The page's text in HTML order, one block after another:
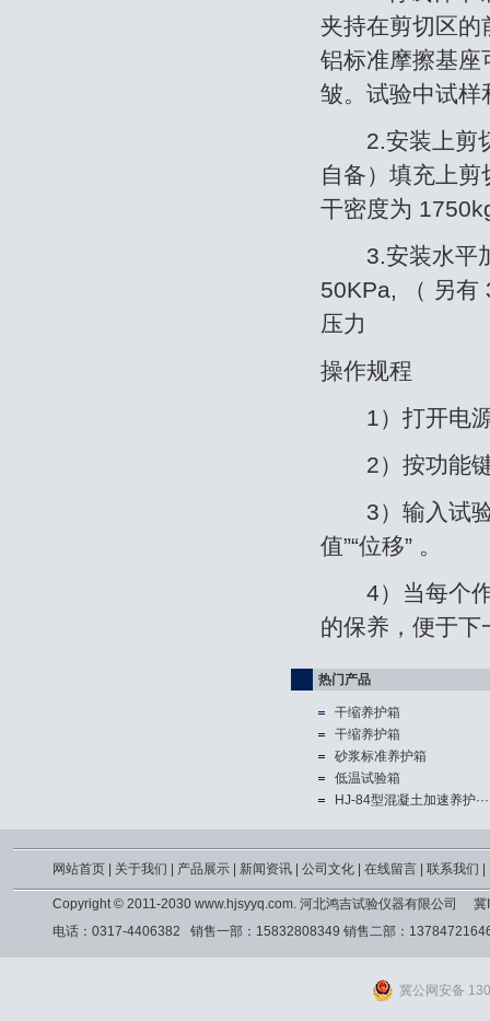
夹持在剪切区的
铝标准摩擦基座
皱。试验中试样
2.安装上剪切
自备）填充上
干密度为
3.安装水平加
50KPa, （ 另有
压力
操作规程
1）打开电
2）按功能键
3）输入试验
值”“位移” 。
4）当每个作
的保养，便于下
热门产品
干缩养护箱
干缩养护箱
砂浆标准养护箱
低温试验箱
HJ-84型混凝土加速养护···
网站首页| 关于我们 产品展示| 新闻资讯| 公司文化| 在线留言| 联系我们
Copyright © 2011-2030 www.hjsyyq.com. 河北鸿吉试验仪器有限公司
冀
电话：0317-4406382 销售一部：15832808349 销售二部：
冀公网安备